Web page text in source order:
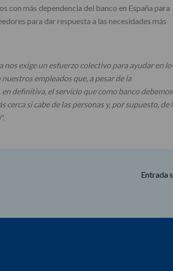
con más dependencia del banco en España para
para dar respuesta a las necesidades más
nos exige un esfuerzo colectivo para ayudar en lo
empleados que, a pesar de la
definitiva, el servicio que como banco debemos
si cabe de las personas y, por supuesto, de
".
Entrada